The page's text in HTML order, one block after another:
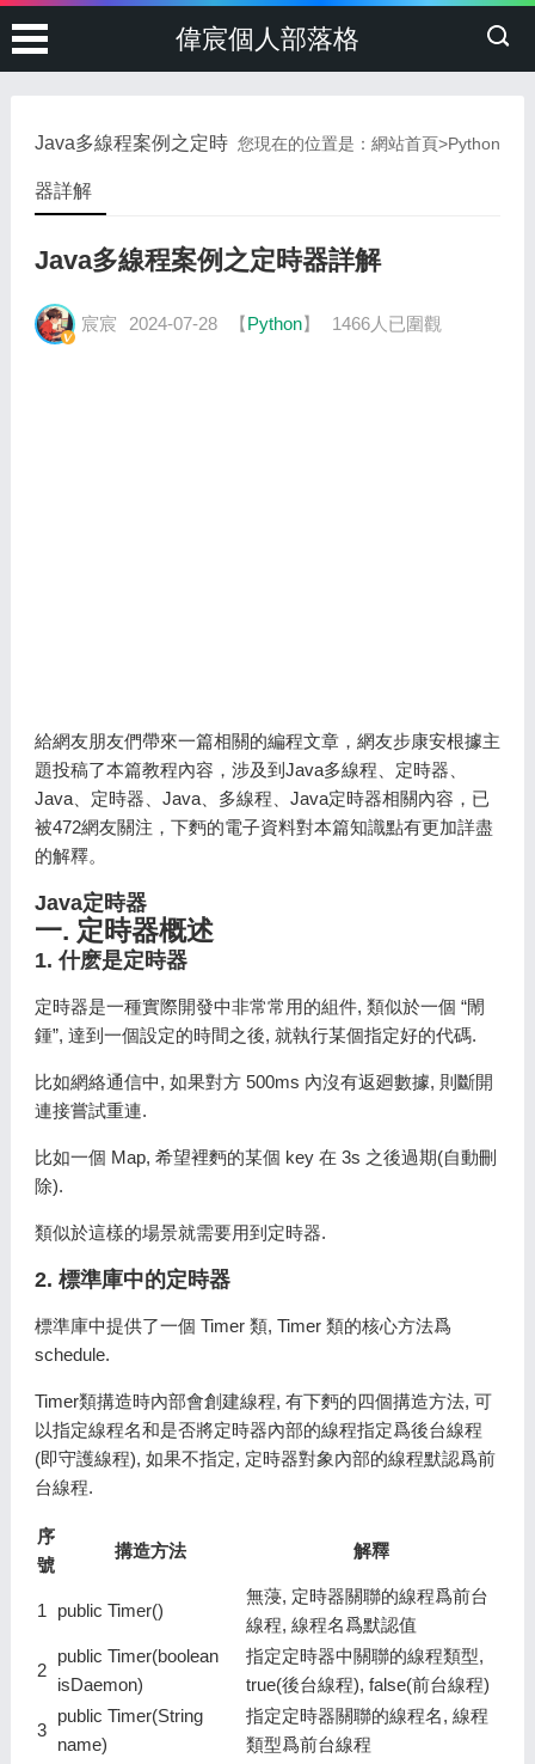
偉宸個人部落格
您現在的位置是：網站首頁>Python
Java多線程案例之定時
器詳解
Java多線程案例之定時器詳解
宸宸 2024-07-28 【Python】 1466人已圍觀
給網友朋友們帶來一篇相關的編程文章，網友步康安根據主
題投稿了本篇教程內容，涉及到Java多線程、定時器、
Java、定時器、Java、多線程、Java定時器相關內容，已
被472網友關注，下麪的電子資料對本篇知識點有更加詳盡
的解釋。
Java定時器
一. 定時器概述
1. 什麽是定時器
定時器是一種實際開發中非常常用的組件, 類似於一個 “閙
鍾”, 達到一個設定的時間之後, 就執行某個指定好的代碼.
比如網絡通信中, 如果對方 500ms 內沒有返廻數據, 則斷開
連接嘗試重連.
比如一個 Map, 希望裡麪的某個 key 在 3s 之後過期(自動刪
除).
類似於這樣的場景就需要用到定時器.
2. 標準庫中的定時器
標準庫中提供了一個 Timer 類, Timer 類的核心方法爲
schedule.
Timer類搆造時內部會創建線程, 有下麪的四個搆造方法, 可
以指定線程名和是否將定時器內部的線程指定爲後台線程
(即守護線程), 如果不指定, 定時器對象內部的線程默認爲前
台線程.
序
號
搆造方法 解釋
1 public Timer()
無蓡, 定時器關聯的線程爲前台
線程, 線程名爲默認值
2
public Timer(boolean
isDaemon)
指定定時器中關聯的線程類型,
true(後台線程), false(前台線程)
3
public Timer(String
name)
指定定時器關聯的線程名, 線程
類型爲前台線程